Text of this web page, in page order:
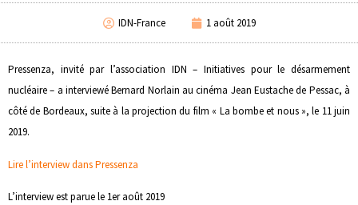
IDN-France 1 août 2019
Pressenza, invité par l’association IDN – Initiatives pour le désarmement
nucléaire – a interviewé Bernard Norlain au cinéma Jean Eustache de Pessac, à
côté de Bordeaux, suite à la projection du film « La bombe et nous », le 11 juin
2019.
Lire l’interview dans Pressenza
L’interview est parue le 1er août 2019